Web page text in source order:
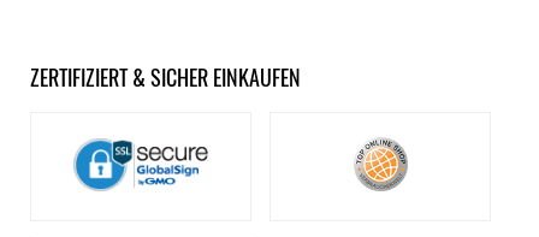
ZERTIFIZIERT & SICHER EINKAUFEN